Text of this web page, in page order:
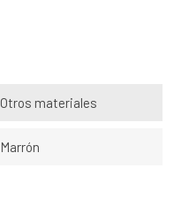
Otros materiales
Marrón